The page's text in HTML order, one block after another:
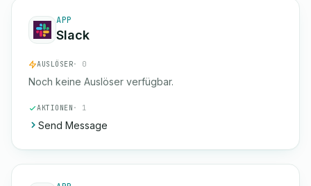
APP
Slack
AUSLÖSER· 0
Noch keine Auslöser verfügbar.
AKTIONEN · 1
Send Message